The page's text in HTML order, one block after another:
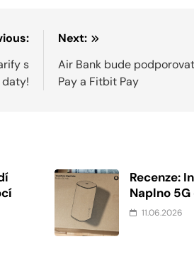
s
daty!
Next:
Air Bank bude
Pay a Fitbit Pay
Recenze:
Naplno
11.06.2026